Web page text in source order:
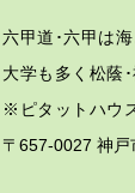
六甲道･六甲は
大学も多く松蔭
※ピタットハウ
〒657-0027 神